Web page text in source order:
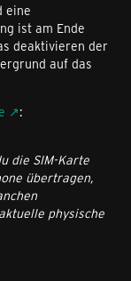
eine
ist am Ende
deaktivieren der
auf das
:
die SIM-Karte
übertragen,
physische